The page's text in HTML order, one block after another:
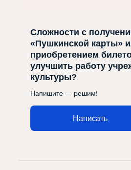
Сложности с
«Пушкинской карты»
приобретением
улучшить работу
культуры?
Напишите — решим!
Написать